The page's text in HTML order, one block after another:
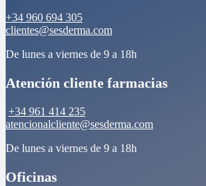
+34 960 694 305
clientes@sesderma.com
De lunes a viernes de 9 a 18h
Atención cliente farmacias
+34 961 414 235
atencionalcliente@sesderma.com
De lunes a viernes de 9 a 18h
Oficinas